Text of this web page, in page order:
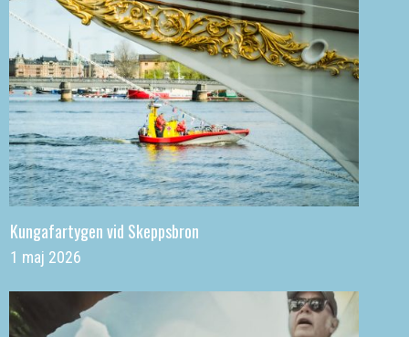
Kungafartygen vid Skeppsbron
1 maj 2026